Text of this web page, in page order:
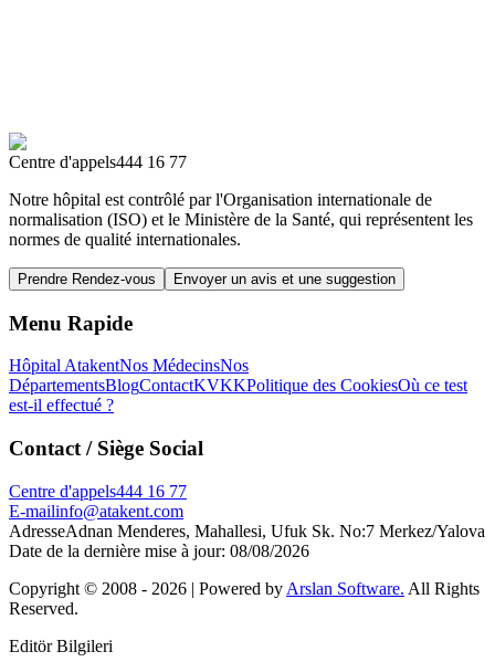
Centre d'appels444 16 77
Notre hôpital est contrôlé par l'Organisation internationale de
normalisation (ISO) et le Ministère de la Santé, qui représentent les
normes de qualité internationales.
Prendre Rendez-vous Envoyer un avis et une suggestion
Menu Rapide
Hôpital AtakentNos MédecinsNos
DépartementsBlogContactKVKKPolitique des CookiesOù ce test
est-il effectué ?
Contact / Siège Social
Centre d'appels444 16 77
E-mailinfo@atakent.com
AdresseAdnan Menderes, Mahallesi, Ufuk Sk. No:7 Merkez/Yalova
Date de la dernière mise à jour: 08/08/2026
Copyright © 2008 - 2026 | Powered by Arslan Software. All Rights
Reserved.
Editör Bilgileri